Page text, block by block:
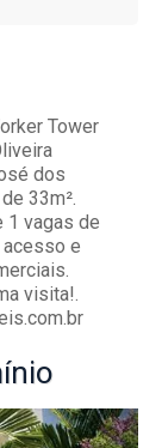
Tower
dos
33m².
1 vagas de
e
visita!.